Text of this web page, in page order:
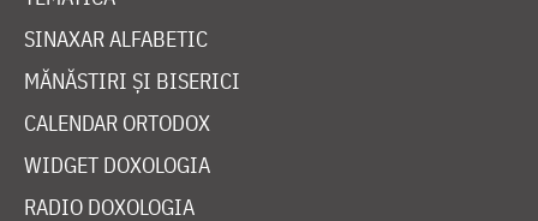
SINAXAR ALFABETIC
MĂNĂSTIRI ȘI BISERICI
CALENDAR ORTODOX
WIDGET DOXOLOGIA
RADIO DOXOLOGIA